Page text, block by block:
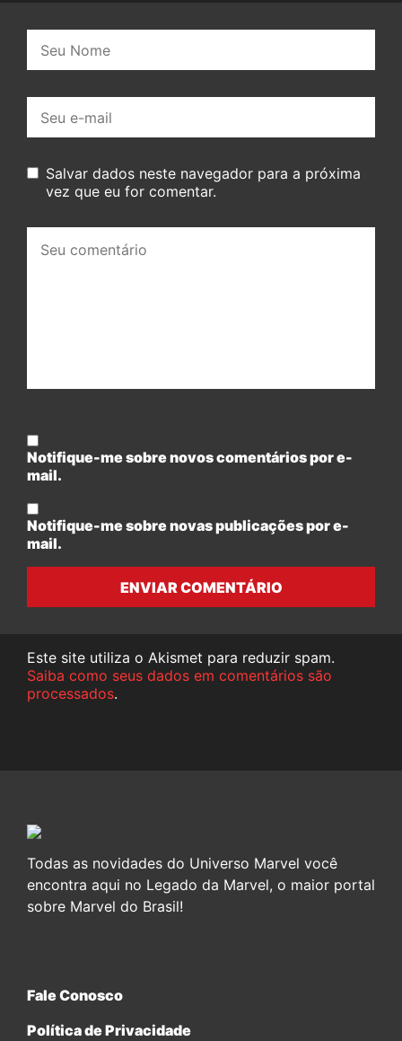
mail:
Salvar dados neste navegador para a próxima
vez que eu for comentar.
comentário:
Notifique-me sobre novos comentários por e-
mail.
Notifique-me sobre novas publicações por e-
mail.
ENVIAR COMENTÁRIO
Este site utiliza o Akismet para reduzir spam.
Saiba como seus dados em comentários são
processados.
Todas as novidades do Universo Marvel você
encontra aqui no Legado da Marvel, o maior portal
sobre Marvel do Brasil!
Fale Conosco
Política de Privacidade